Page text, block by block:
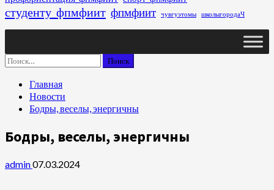
студенту_фпмфиит фпмфиит чувгуэтомы школыгородаЧ
Основное
Найти:
Главная
Новости
Бодры, веселы, энергичны
Бодры, веселы, энергичны
admin07.03.2024